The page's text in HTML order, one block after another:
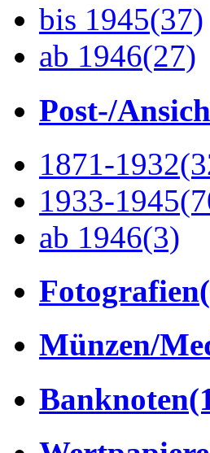
bis 1945(37)
ab 1946(27)
Post-/
1871-1932
1933-1945
ab 1946(3)
Fotografien
Münzen/
Banknoten